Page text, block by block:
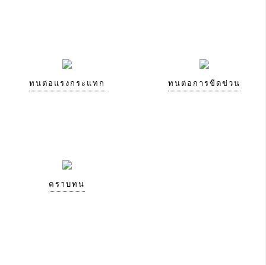
ทนต่อแรงกระแทก ทนต่อการขีดข่วน
คราบทน